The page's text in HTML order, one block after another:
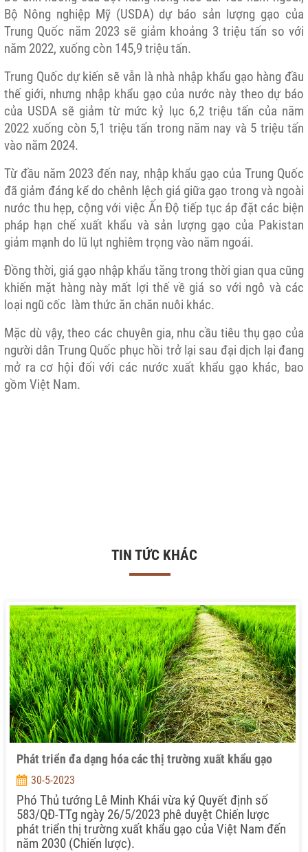
Bộ Nông nghiệp Mỹ (USDA) dự báo sản lượng gạo của
Trung Quốc năm 2023 sẽ giảm khoảng 3 triệu tấn so với
năm 2022, xuống còn 145,9 triệu tấn.
Trung Quốc dự kiến sẽ vẫn là nhà nhập khẩu gạo hàng đầu
thế giới, nhưng nhập khẩu gạo của nước này theo dự báo
của USDA sẽ giảm từ mức kỷ lục 6,2 triệu tấn của năm
2022 xuống còn 5,1 triệu tấn trong năm nay và 5 triệu tấn
vào năm 2024.
Từ đầu năm 2023 đến nay, nhập khẩu gạo của Trung Quốc
đã giảm đáng kể do chênh lệch giá giữa gạo trong và ngoài
nước thu hẹp, cộng với việc Ấn Độ tiếp tục áp đặt các biện
pháp hạn chế xuất khẩu và sản lượng gạo của Pakistan
giảm mạnh do lũ lụt nghiêm trọng vào năm ngoái.
Đồng thời, giá gạo nhập khẩu tăng trong thời gian qua cũng
khiến mặt hàng này mất lợi thế về giá so với ngô và các
loại ngũ cốc làm thức ăn chăn nuôi khác.
Mặc dù vậy, theo các chuyên gia, nhu cầu tiêu thụ gạo của
người dân Trung Quốc phục hồi trở lại sau đại dịch lại đang
mở ra cơ hội đối với các nước xuất khẩu gạo khác, bao
gồm Việt Nam.
TIN TỨC KHÁC
Phát triển đa dạng hóa các thị trường xuất khẩu gạo
30-5-2023
Phó Thủ tướng Lê Minh Khái vừa ký Quyết định số
583/QĐ-TTg ngày 26/5/2023 phê duyệt Chiến lược
phát triển thị trường xuất khẩu gạo của Việt Nam đến
năm 2030 (Chiến lược).